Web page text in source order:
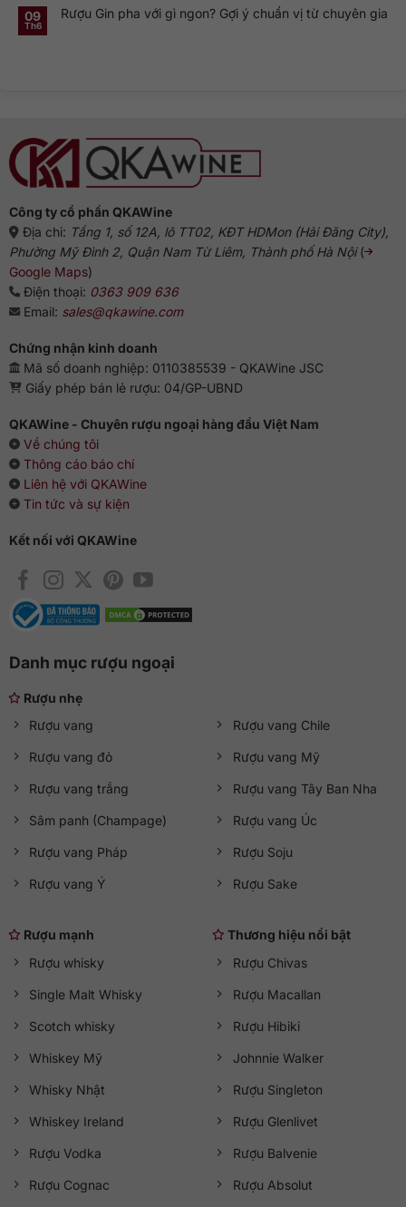
Gin
Lan:
Genever
luận
ở
09
Th6
Rượu Gin pha với gì ngon? Gợi ý chuẩn vị từ chuyên gia
Gợi
ý
chuẩn
vị
từ
chuyên
Công ty cổ phần QKAWine
Địa chỉ: Tầng 1, số 12A, lô TT02, KĐT HDMon (Hải Đăng City),
Phường Mỹ Đình 2, Quận Nam Từ Liêm, Thành phố Hà Nội(
Google Maps)
Điện thoại: 0363 909 636
Email: sales@qkawine.com
Chứng nhận kinh doanh
Mã số doanh nghiệp: 0110385539 - QKAWine JSC
Giấy phép bán lẻ rượu: 04/GP-UBND
QKAWine - Chuyên rượu ngoại hàng đầu Việt Nam
Về chúng tôi
Thông cáo báo chí
Liên hệ với QKAWine
Tin tức và sự kiện
Kết nối với QKAWine
Danh mục rượu ngoại
Rượu nhẹ
Rượu vang
Rượu vang đỏ
Rượu vang trắng
Sâm panh (Champage)
Rượu vang Pháp
Rượu vang Ý
Rượu vang Chile
Rượu vang Mỹ
Rượu vang Tây Ban Nha
Rượu vang Úc
Rượu Soju
Rượu Sake
Rượu mạnh
Rượu whisky
Single Malt Whisky
Scotch whisky
Whiskey Mỹ
Whisky Nhật
Whiskey Ireland
Rượu Vodka
Rượu Cognac
Thương hiệu nổi bật
Rượu Chivas
Rượu Macallan
Rượu Hibiki
Johnnie Walker
Rượu Singleton
Rượu Glenlivet
Rượu Balvenie
Rượu Absolut